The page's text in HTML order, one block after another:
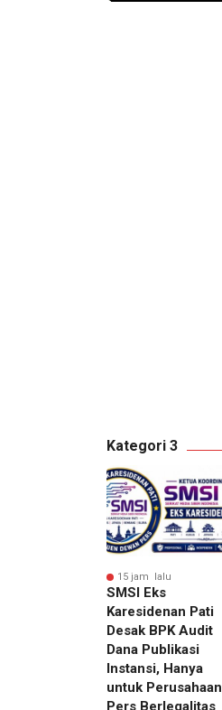
Kategori 3
15 jam lalu
SMSI Eks
Karesidenan Pati
Desak BPK Audit
Dana Publikasi
Instansi, Hanya
untuk Perusahaan
Pers Berlegalitas